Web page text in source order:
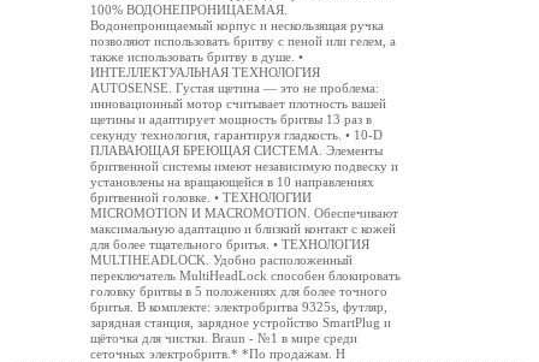
100% ВОДОНЕПРОНИЦАЕМАЯ.
Водонепроницаемый корпус и нескользящая ручка
позволяют использовать бритву с пеной или гелем, а
также использовать бритву в душе. •
ИНТЕЛЛЕКТУАЛЬНАЯ ТЕХНОЛОГИЯ
AUTOSENSE. Густая щетина — это не проблема:
инновационный мотор считывает плотность вашей
щетины и адаптирует мощность бритвы 13 раз в
секунду технология, гарантируя гладкость. • 10-D
ПЛАВАЮЩАЯ БРЕЮЩАЯ СИСТЕМА. Элементы
бритвенной системы имеют независимую подвеску и
установлены на вращающейся в 10 направлениях
бритвенной головке. • ТЕХНОЛОГИИ
MICROMOTION И MACROMOTION. Обеспечивают
максимальную адаптацию и близкий контакт с кожей
для более тщательного бритья. • ТЕХНОЛОГИЯ
MULTIHEADLOCK. Удобно расположенный
переключатель MultiHeadLock способен блокировать
головку бритвы в 5 положениях для более точного
бритья. В комплекте: электробритва 9325s, футляр,
зарядная станция, зарядное устройство SmartPlug и
щёточка для чистки. Braun - №1 в мире среди
сеточных электробритв.* *По продажам. Н